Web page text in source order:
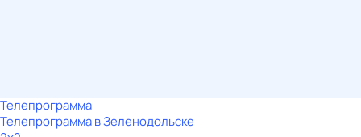
Телепрограмма
Телепрограмма в Зеленодольске